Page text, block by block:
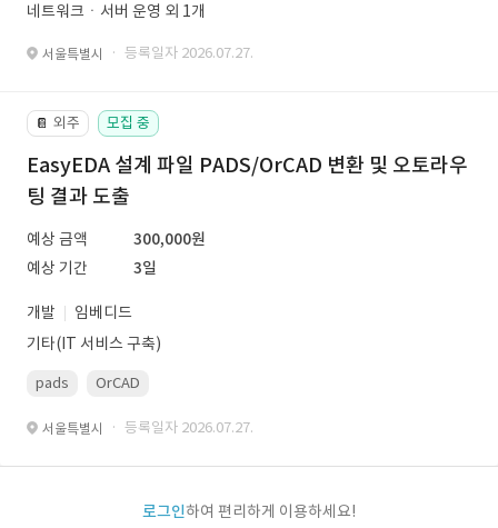
네트워크ㆍ서버 운영 외 1개
서울특별시 · 등록일자 2026.07.27.
📔 외주 모집 중
EasyEDA 설계 파일 PADS/OrCAD 변환 및 오토라우
팅 결과 도출
예상 금액
300,000원
예상 기간
3일
개발
임베디드
기타(IT 서비스 구축)
pads OrCAD
서울특별시 · 등록일자 2026.07.27.
로그인하여 편리하게 이용하세요!